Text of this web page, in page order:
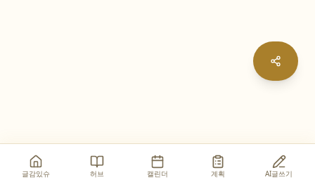
글감있슈 허브 캘린더 계획 AI글쓰기